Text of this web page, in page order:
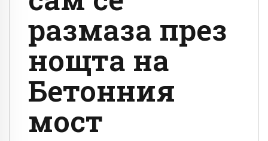
размаза през
нощта на
Бетонния
мост